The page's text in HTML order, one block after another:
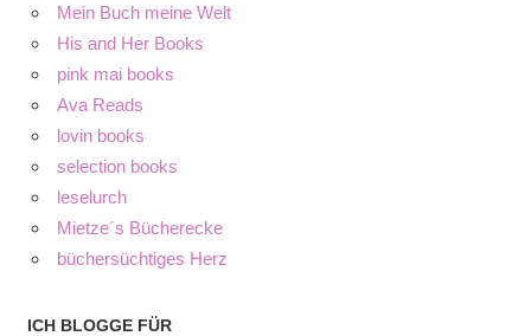
Mein Buch meine Welt
His and Her Books
pink mai books
Ava Reads
lovin books
selection books
leselurch
Mietze´s Bücherecke
büchersüchtiges Herz
ICH BLOGGE FÜR